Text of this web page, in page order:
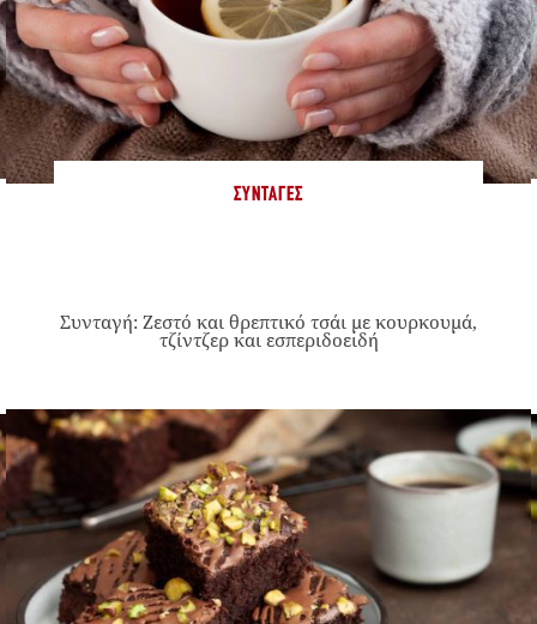
ΣΥΝΤΑΓΈΣ
Συνταγή: Ζεστό και θρεπτικό τσάι με κουρκουμά,
τζίντζερ και εσπεριδοειδή